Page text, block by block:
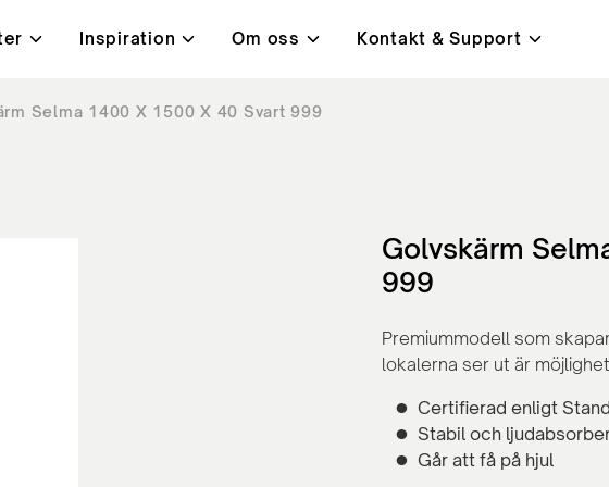
Bord
Café- och lunchrumsbord
Inspiration
Kundcase
Om oss
kvalitet & miljö Lanab 24H - Alltid på lager
Kontakt & Support
Kontakt
Selma 1400 X 1500 X 40 Svart 999
Golvskärm
999
Premiummodell som
lokalerna ser ut är
Certifierad enligt
Stabil och
Går att få på hjul